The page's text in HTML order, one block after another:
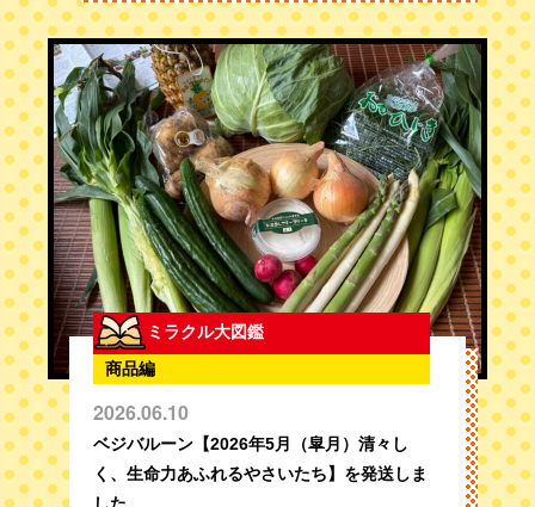
ミラクル大図鑑
商品編
2026.06.10
ベジバルーン【2026年5月（皐月）清々し
く、生命力あふれるやさいたち】を発送しま
した。